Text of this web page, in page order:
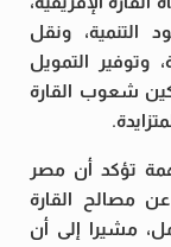
التنمية، ونقل
وتوفير التمويل
شعوب القارة
تؤكد أن مصر
مصالح القارة
مشيرا إلى أن